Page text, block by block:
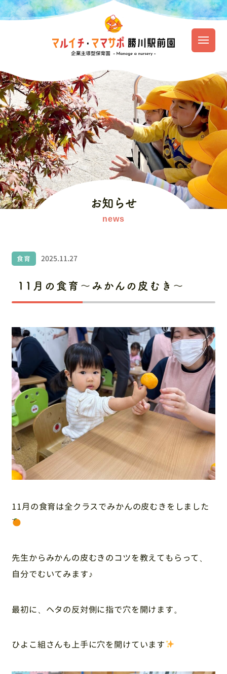
園のご紹介 保育の特徴 園での生活
入園のご案内 資料ダウンロード
お電話でのお問い合わせ
0568-34-1919
お知らせ
食育 2025.11.27
11月の食育～みかんの皮むき～
11月の食育は全クラスでみかんの皮むきをしました
先生からみかんの皮むきのコツを教えてもらって、
自分でむいてみます♪
最初に、ヘタの反対側に指で穴を開けます。
ひよこ組さんも上手に穴を開けています